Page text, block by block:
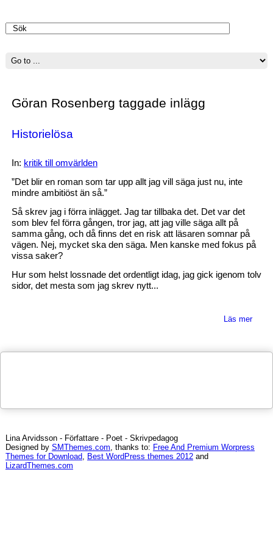
Blogg
Göran Rosenberg taggade inlägg
Historielösa
In: kritik till omvärlden
”Det blir en roman som tar upp allt jag vill säga just nu, inte
mindre ambitiöst än så.”
Så skrev jag i förra inlägget. Jag tar tillbaka det. Det var det
som blev fel förra gången, tror jag, att jag ville säga allt på
samma gång, och då finns det en risk att läsaren somnar på
vägen. Nej, mycket ska den säga. Men kanske med fokus på
vissa saker?
Hur som helst lossnade det ordentligt idag, jag gick igenom tolv
sidor, det mesta som jag skrev nytt...
Läs mer
Lina Arvidsson - Författare - Poet - Skrivpedagog
Designed by SMThemes.com, thanks to: Free And Premium Worpress
Themes for Download, Best WordPress themes 2012and
LizardThemes.com